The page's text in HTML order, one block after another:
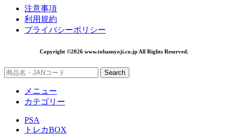
注意事項
利用規約
プライバシーポリシー
Copyright ©2026 www.tobansyoji.co.jp All Rights Reserved.
Search
メニュー
カテゴリー
PSA
トレカBOX